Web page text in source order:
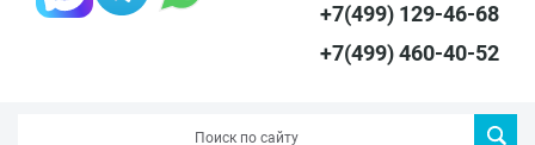
+7(499) 129-46-68
+7(499) 460-40-52